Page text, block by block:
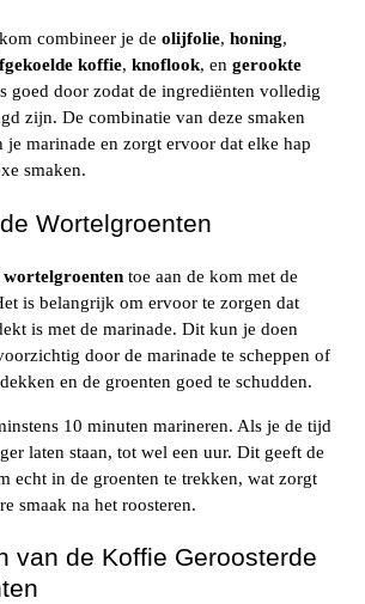
combineer je de olijfolie, honing,
koffie, knoflook, en gerookte
goed door zodat de ingrediënten volledig
zijn. De combinatie van deze smaken
je marinade en zorgt ervoor dat elke hap
smaken.
Wortelgroenten
wortelgroenten toe aan de kom met de
is belangrijk om ervoor te zorgen dat
is met de marinade. Dit kun je doen
door de marinade te scheppen of
en de groenten goed te schudden.
10 minuten marineren. Als je de tijd
laten staan, tot wel een uur. Dit geeft de
echt in de groenten te trekken, wat zorgt
smaak na het roosteren.
van de Koffie Geroosterde